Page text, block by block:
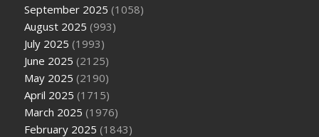
September 2025 (1058)
August 2025 (993)
July 2025 (1993)
June 2025 (2125)
May 2025 (2190)
April 2025 (1715)
March 2025 (1976)
February 2025 (1843)